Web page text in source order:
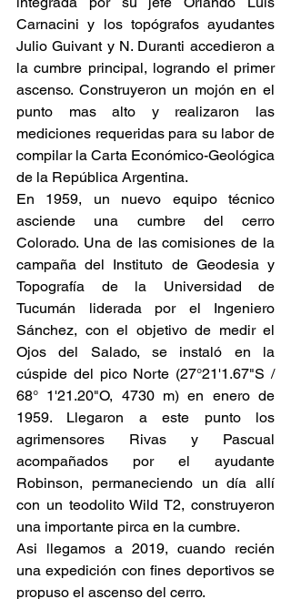
Carnacini y los topógrafos ayudantes
Julio Guivant y N. Duranti accedieron a
la cumbre principal, logrando el primer
ascenso. Construyeron un mojón en el
punto mas alto y realizaron las
mediciones requeridas para su labor de
compilar la Carta Económico-Geológica
de la República Argentina.
En 1959, un nuevo equipo técnico
asciende una cumbre del cerro
Colorado. Una de las comisiones de la
campaña del Instituto de Geodesia y
Topografía de la Universidad de
Tucumán liderada por el Ingeniero
Sánchez, con el objetivo de medir el
Ojos del Salado, se instaló en la
cúspide del pico Norte (27°21'1.67"S /
68° 1'21.20"O, 4730 m) en enero de
1959. Llegaron a este punto los
agrimensores Rivas y Pascual
acompañados por el ayudante
Robinson, permaneciendo un día allí
con un teodolito Wild T2, construyeron
una importante pirca en la cumbre.
Asi llegamos a 2019, cuando recién
una expedición con fines deportivos se
propuso el ascenso del cerro.